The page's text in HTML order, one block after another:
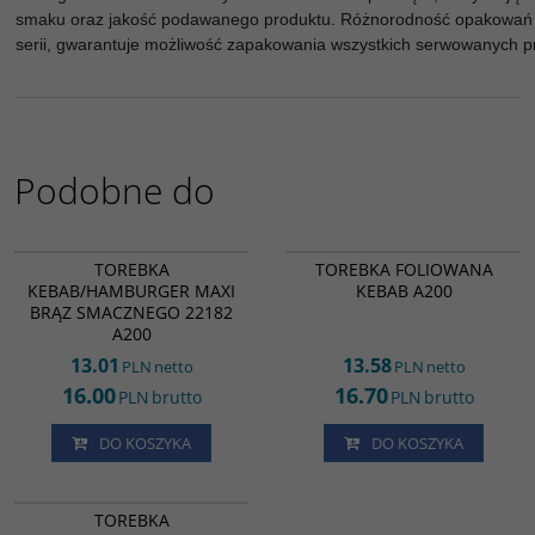
smaku oraz jakość podawanego produktu. Różnorodność
serii, gwarantuje możliwość zapakowania wszystkich serwowanych
Podobne do
TOREBKA
KEBAB/HAMBURGER MAXI
BRĄZ SMACZNEGO 22182
A200
13.01 PLN netto
16.00PLN brutto
DO KOSZYKA
TOREBKA FOLIOWANA
KEBAB A200
13.58PLN netto
16.70PLN brutto
DO KOSZYKA
TOREBKA